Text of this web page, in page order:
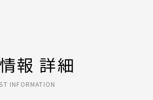
報 詳細
INFORMATION